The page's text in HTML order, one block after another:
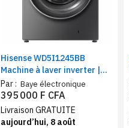
Hisense WD5I1245BB
Machine à laver inverter |
Lavage 12 Kg / Séchage 8
Kg | Puissance 1750 W, A
Par : Baye électronique
395 000 F CFA
Livraison GRATUITE
aujourd’hui, 8 août